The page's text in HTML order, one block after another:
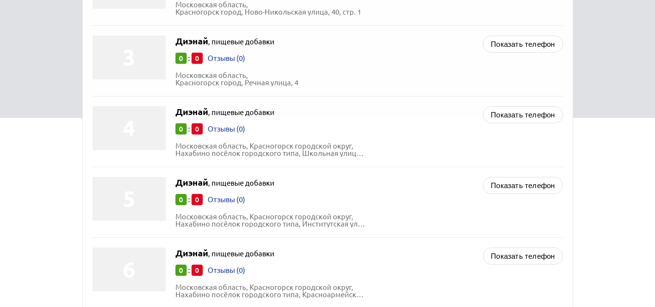
Московская область,
Красногорск город, Ново-Никольская улица, 40, стр. 1
Диэнай, пищевые добавки
0 : 0 Отзывы (0)
Московская область,
Красногорск город, Речная улица, 4
Показать телефон
Диэнай, пищевые добавки
0 : 0 Отзывы (0)
Московская область, Красногорск городской округ,
Нахабино посёлок городского типа, Школьная улица, 2
Показать телефон
Диэнай, пищевые добавки
0 : 0 Отзывы (0)
Московская область, Красногорск городской округ,
Нахабино посёлок городского типа, Институтская улица, 15-А
Показать телефон
Диэнай, пищевые добавки
0 : 0 Отзывы (0)
Московская область, Красногорск городской округ,
Нахабино посёлок городского типа, Красноармейская улица, 70
Показать телефон